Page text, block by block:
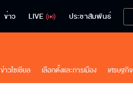
ข่าว LIVE ประชาสัมพันธ์
ข่าวโซเชียล เลือกตั้งและการเมือง เศรษฐกิจ